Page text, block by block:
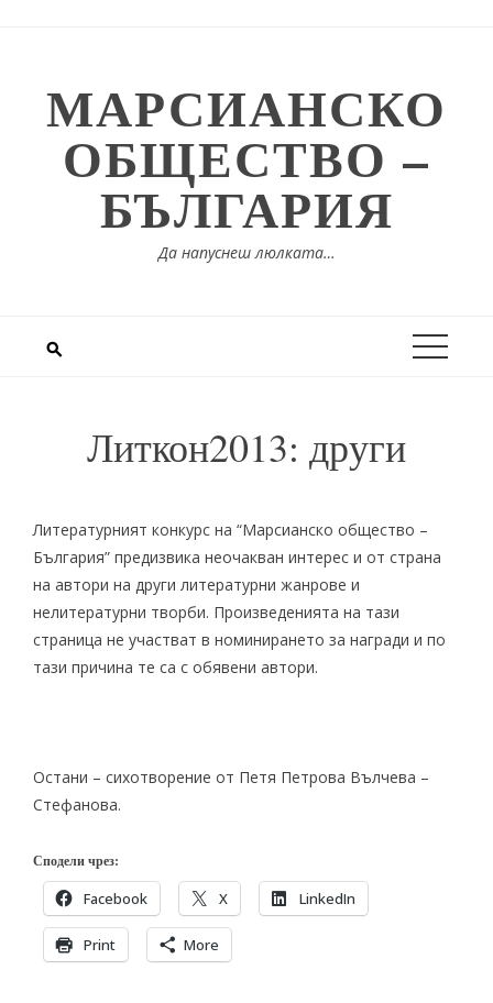
МАРСИАНСКО
ОБЩЕСТВО –
БЪЛГАРИЯ
Да напуснеш люлката…
Литкон2013: други
Литературният конкурс на “Марсианско общество –
България” предизвика неочакван интерес и от страна
на автори на други литературни жанрове и
нелитературни творби. Произведенията на тази
страница не участват в номинирането за награди и по
тази причина те са с обявени автори.
Остани – сихотворение от Петя Петрова Вълчева –
Стефанова.
Сподели чрез:
Facebook X LinkedIn
Print More